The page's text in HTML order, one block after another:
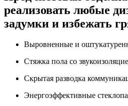
реализовать любые
задумки и избежать
Выровненные и
Стяжка пола со
Скрытая разводка
Энергоэффективные